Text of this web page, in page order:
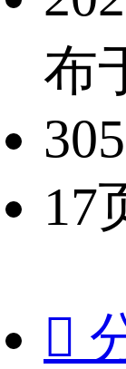
布
17
